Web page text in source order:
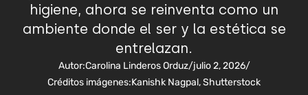
higiene, ahora se reinventa como un
ambiente donde el ser y la estética se
entrelazan.
Autor:Carolina Linderos Orduz/julio 2, 2026/
Créditos imágenes:Kanishk Nagpal, Shutterstock